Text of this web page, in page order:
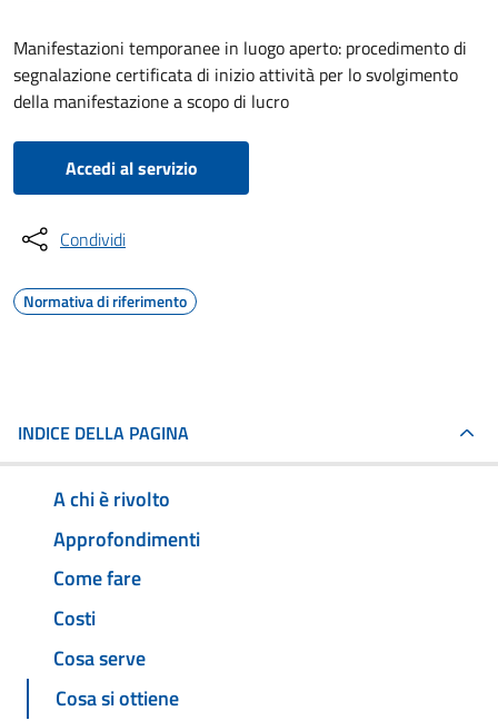
Manifestazioni temporanee in luogo aperto: procedimento di
segnalazione certificata di inizio attività per lo svolgimento
della manifestazione a scopo di lucro
Accedi al servizio
Condividi
Normativa di riferimento
INDICE DELLA PAGINA
A chi è rivolto
Approfondimenti
Come fare
Costi
Cosa serve
Cosa si ottiene